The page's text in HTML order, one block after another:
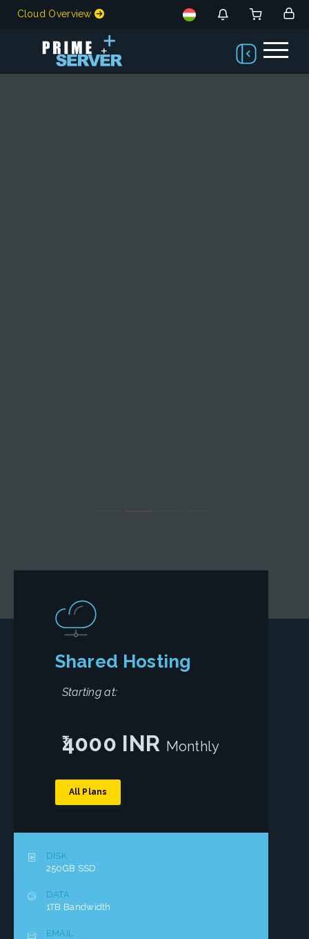
Cloud Overview
Shared Hosting
Starting at:
4000 INR Monthly
All Plans
DISK
250GB SSD
DATA
1TB Bandwidth
EMAIL